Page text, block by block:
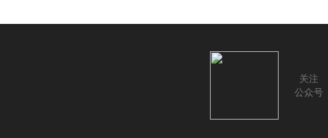
关注
公众号